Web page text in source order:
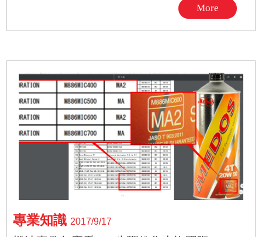
More
專業知識 2017/9/17